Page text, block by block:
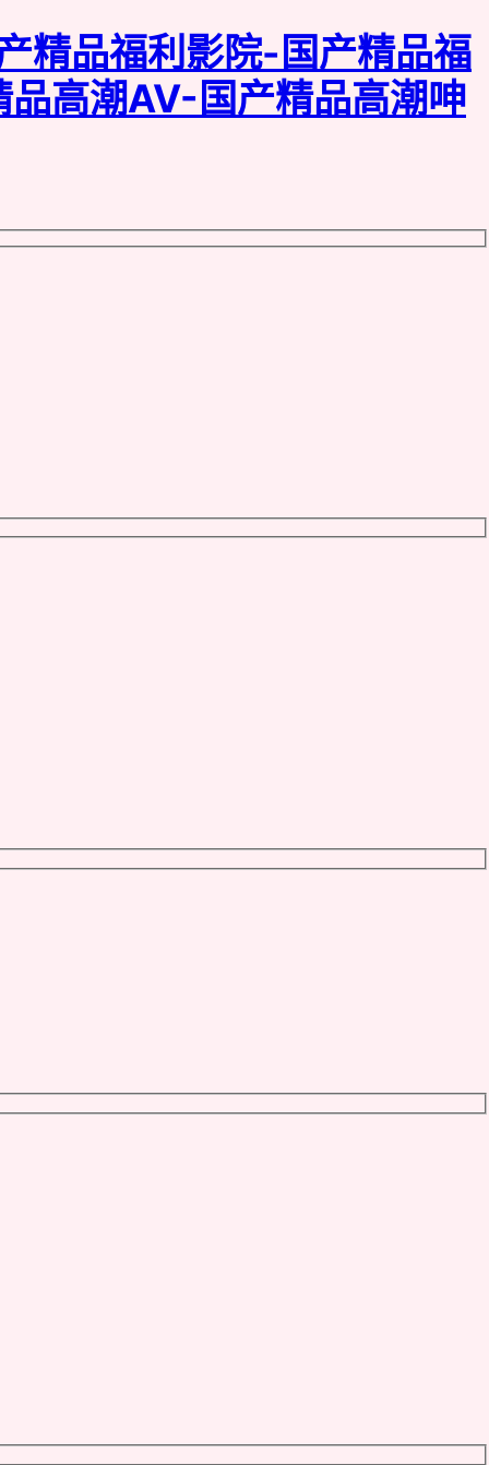
精品福利影院-国产精品福
高潮AV-国产精品高潮呻